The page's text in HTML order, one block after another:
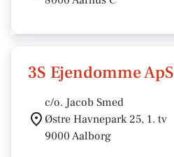
3S Ejendomme ApS
c/o. Jacob Smed
Østre Havnepark 25, 1. tv
9000 Aalborg